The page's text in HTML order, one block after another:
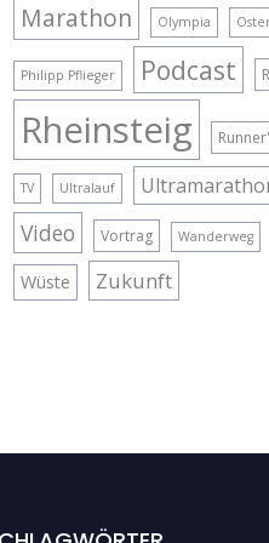
Marathon Olympia
Philipp Pflieger Podcast
Rheinsteig
TV Ultralauf
Video Vortrag Wanderweg
Wüste Zukunft